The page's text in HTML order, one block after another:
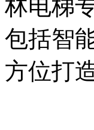
林电梯
包括智
方位打